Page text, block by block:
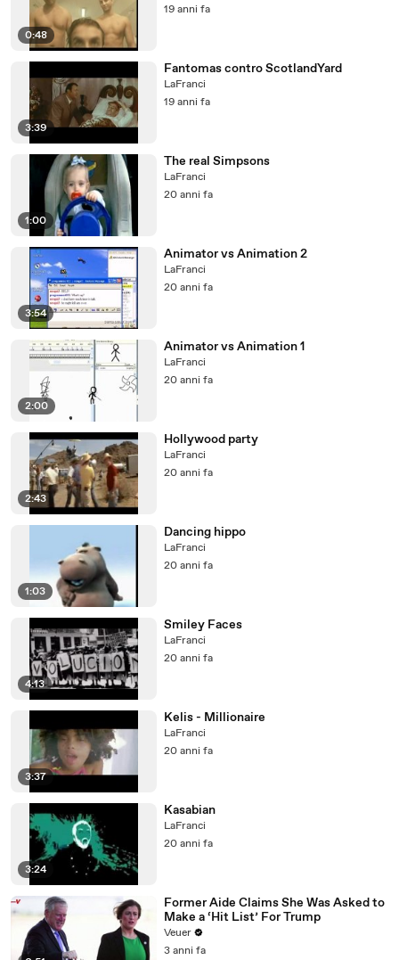
0:48
19 anni fa
3:39
Fantomas contro ScotlandYard
LaFranci
19 anni fa
1:00
The real Simpsons
LaFranci
20 anni fa
3:54
Animator vs Animation 2
LaFranci
20 anni fa
2:00
Animator vs Animation 1
LaFranci
20 anni fa
2:43
Hollywood party
LaFranci
20 anni fa
1:03
Dancing hippo
LaFranci
20 anni fa
4:13
Smiley Faces
LaFranci
20 anni fa
3:37
Kelis - Millionaire
LaFranci
20 anni fa
3:24
Kasabian
LaFranci
20 anni fa
Former Aide Claims She Was Asked to
Make a ‘Hit List’ For Trump
Veuer
3 anni fa